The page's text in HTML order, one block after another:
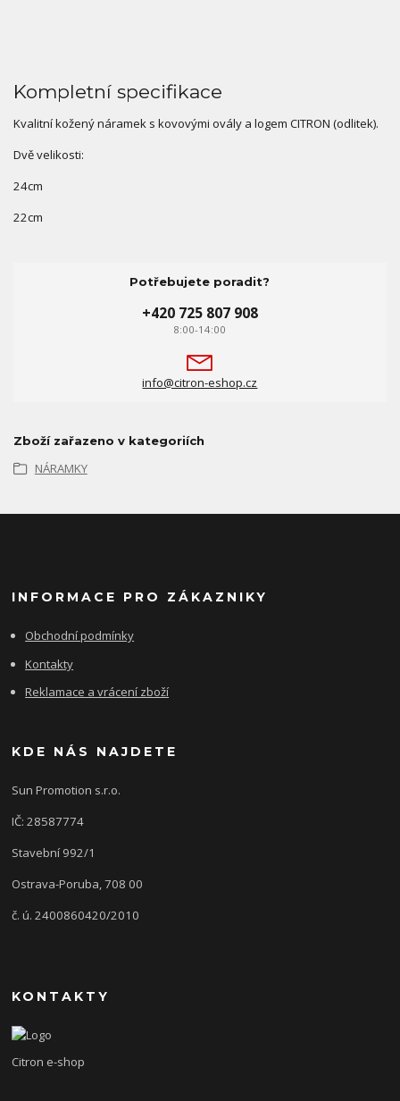
Kompletní specifikace
Kvalitní kožený náramek s kovovými ovály a logem CITRON (odlitek).
Dvě velikosti:
24cm
22cm
Potřebujete poradit?
+420 725 807 908
8:00-14:00
info@citron-eshop.cz
Zboží zařazeno v kategoriích
NÁRAMKY
INFORMACE PRO ZÁKAZNIKY
Obchodní podmínky
Kontakty
Reklamace a vrácení zboží
KDE NÁS NAJDETE
Sun Promotion s.r.o.
IČ: 28587774
Stavební 992/1
Ostrava-Poruba, 708 00
č. ú. 2400860420/2010
KONTAKTY
Citron e-shop